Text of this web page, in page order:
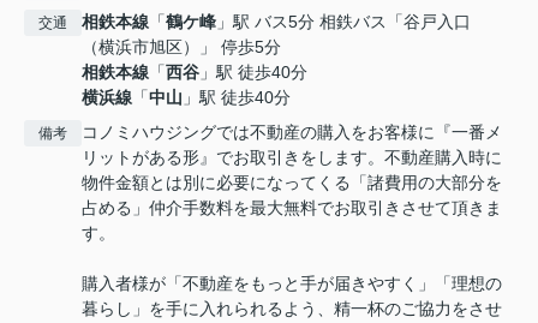
交通 相鉄本線 「鶴ケ峰 」駅 バス5分 相鉄バス「谷戸入口
（横浜市旭区）」 停歩5分
相鉄本線 「西谷 」駅 徒歩40分
横浜線 「中山 」駅 徒歩40分
備考
コノミハウジングでは不動産の購入をお客様に『一番メ
リットがある形』でお取引きをします。不動産購入時に
物件金額とは別に必要になってくる「諸費用の大部分を
占める」仲介手数料を最大無料でお取引きさせて頂きま
す。
購入者様が「不動産をもっと手が届きやすく」「理想の
暮らし」を手に入れられるよう、精一杯のご協力をさせ